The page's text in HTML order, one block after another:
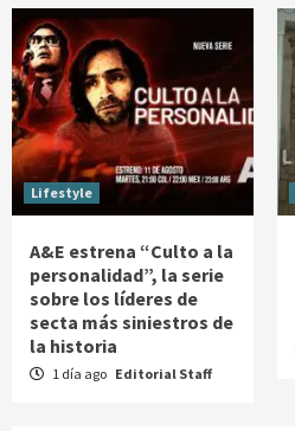
Lifestyle
A&E estrena “Culto a la
personalidad”, la serie
sobre los líderes de
secta más siniestros de
la historia
1 día ago Editorial Staff